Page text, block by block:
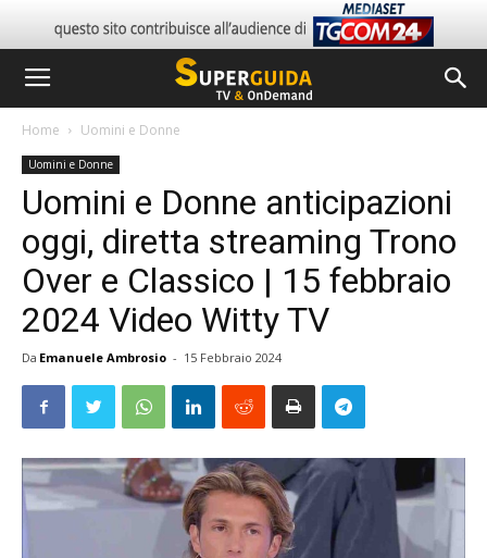
Home Uomini e Donne
Uomini e Donne
Uomini e Donne anticipazioni
oggi, diretta streaming Trono
Over e Classico | 15 febbraio
2024 Video Witty TV
Da Emanuele Ambrosio - 15 Febbraio 2024